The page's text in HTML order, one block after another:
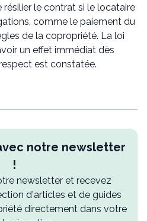
le contrat si le locataire
comme le paiement du
de la copropriété. La loi
un effet immédiat dès
est constatée.
notre newsletter
!
newsletter et recevez
d'articles et de guides
directement dans votre